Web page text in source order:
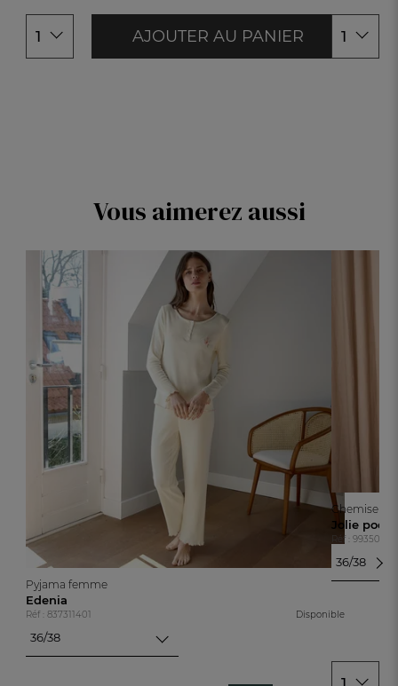
1 AJOUTER AU PANIER 1
Vous aimerez aussi
Pyjama femme
Edenia
Réf : 837311401 Disponible
36/38
Chemise
Jolie
Réf :
36/38